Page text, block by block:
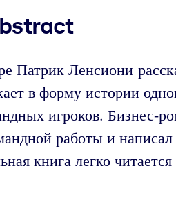
Патрик Ленсиони
в форму истории
игроков. Бизнес-
работы и
книга легко